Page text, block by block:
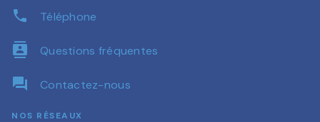
phone Téléphone
contacts Questions fréquentes
question_answer Contactez-nous
NOS RÉSEAUX